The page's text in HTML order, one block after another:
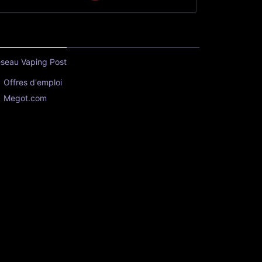
Vaping Post
Offres d'emploi
Megot.com